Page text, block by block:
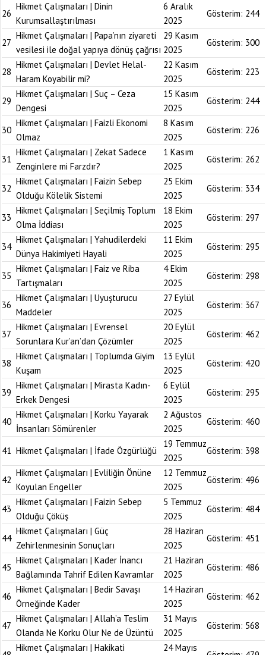
26
Hikmet Çalışmaları | Dinin
Kurumsallaştırılması
6 Aralık
2025
Gösterim: 244
27
Hikmet Çalışmaları | Papa’nın ziyareti
vesilesi ile doğal yapıya dönüş çağrısı
29 Kasım
2025
Gösterim: 300
28
Hikmet Çalışmaları | Devlet Helal-
Haram Koyabilir mi?
22 Kasım
2025
Gösterim: 223
29
Hikmet Çalışmaları | Suç – Ceza
Dengesi
15 Kasım
2025
Gösterim: 244
30
Hikmet Çalışmaları | Faizli Ekonomi
Olmaz
8 Kasım
2025
Gösterim: 226
31
Hikmet Çalışmaları | Zekat Sadece
Zenginlere mi Farzdır?
1 Kasım
2025
Gösterim: 262
32
Hikmet Çalışmaları | Faizin Sebep
Olduğu Kölelik Sistemi
25 Ekim
2025
Gösterim: 334
33
Hikmet Çalışmaları | Seçilmiş Toplum
Olma İddiası
18 Ekim
2025
Gösterim: 297
34
Hikmet Çalışmaları | Yahudilerdeki
Dünya Hakimiyeti Hayali
11 Ekim
2025
Gösterim: 295
35
Hikmet Çalışmaları | Faiz ve Riba
Tartışmaları
4 Ekim
2025
Gösterim: 298
36
Hikmet Çalışmaları | Uyuşturucu
Maddeler
27 Eylül
2025
Gösterim: 367
37
Hikmet Çalışmaları | Evrensel
Sorunlara Kur’an’dan Çözümler
20 Eylül
2025
Gösterim: 462
38
Hikmet Çalışmaları | Toplumda Giyim
Kuşam
13 Eylül
2025
Gösterim: 420
39
Hikmet Çalışmaları | Mirasta Kadın-
Erkek Dengesi
6 Eylül
2025
Gösterim: 295
40
Hikmet Çalışmaları | Korku Yayarak
İnsanları Sömürenler
2 Ağustos
2025
Gösterim: 460
41 Hikmet Çalışmaları | İfade Özgürlüğü
19 Temmuz
2025
Gösterim: 398
42
Hikmet Çalışmaları | Evliliğin Önüne
Koyulan Engeller
12 Temmuz
2025
Gösterim: 496
43
Hikmet Çalışmaları | Faizin Sebep
Olduğu Çöküş
5 Temmuz
2025
Gösterim: 484
44
Hikmet Çalışmaları | Güç
Zehirlenmesinin Sonuçları
28 Haziran
2025
Gösterim: 451
45
Hikmet Çalışmaları | Kader İnancı
Bağlamında Tahrif Edilen Kavramlar
21 Haziran
2025
Gösterim: 486
46
Hikmet Çalışmaları | Bedir Savaşı
Örneğinde Kader
14 Haziran
2025
Gösterim: 462
47
Hikmet Çalışmaları | Allah’a Teslim
Olanda Ne Korku Olur Ne de Üzüntü
31 Mayıs
2025
Gösterim: 568
Hikmet Çalışmaları | Hakikati 24 Mayıs